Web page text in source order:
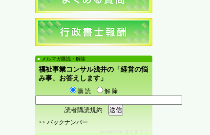
メルマガ購読・解除
福祉事業コンサル浅井の「経営の悩
み事、お答えします」
購 読 解 除
読者購読規約
>> バックナンバー